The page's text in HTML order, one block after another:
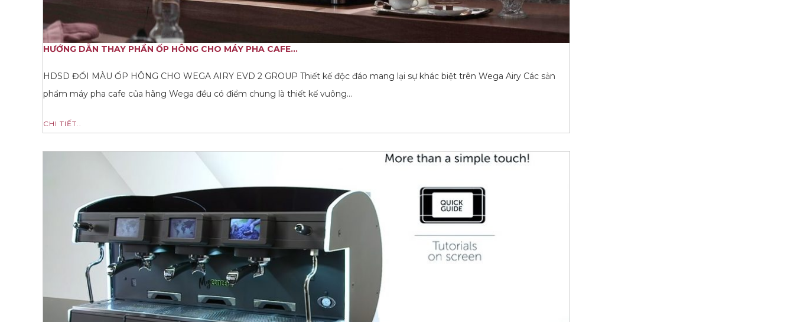
HƯỚNG DẪN THAY PHẦN ỐP HÔNG CHO MÁY PHA CAFE...
HDSD ĐỔI MÀU ỐP HÔNG CHO WEGA AIRY EVD 2 GROUP Thiết kế độc đáo mang lại sự khác biệt trên Wega Airy Các sản
phẩm máy pha cafe của hãng Wega đều có điểm chung là thiết kế vuông…
CHI TIẾT..